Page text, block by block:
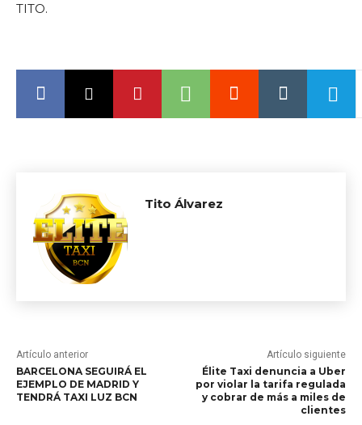
TITO.
Tito Álvarez
Artículo anterior
BARCELONA SEGUIRÁ EL
EJEMPLO DE MADRID Y
TENDRÁ TAXI LUZ BCN
Artículo siguiente
Élite Taxi denuncia a Uber
por violar la tarifa regulada
y cobrar de más a miles de
clientes